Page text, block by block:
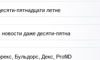
пятнадцати летне
даже десяти-пятна
Бульдорс, Декс, ProfilD